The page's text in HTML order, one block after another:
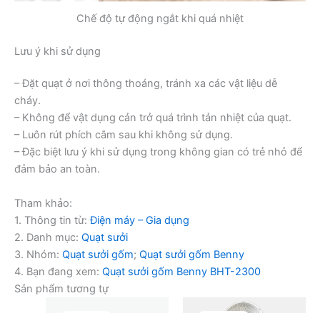
Chế độ tự động ngắt khi quá nhiệt
Lưu ý khi sử dụng
– Đặt quạt ở nơi thông thoáng, tránh xa các vật liệu dễ
cháy.
– Không để vật dụng cản trở quá trình tản nhiệt của quạt.
– Luôn rút phích cắm sau khi không sử dụng.
– Đặc biệt lưu ý khi sử dụng trong không gian có trẻ nhỏ để
đảm bảo an toàn.
Tham khảo:
1. Thông tin từ:Điện máy – Gia dụng
2. Danh mục: Quạt sưởi
3. Nhóm: Quạt sưởi gốm; Quạt sưởi gốm Benny
4. Bạn đang xem: Quạt sưởi gốm Benny BHT-2300
Sản phẩm tương tự